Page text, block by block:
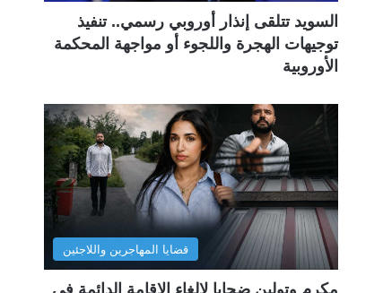
السويد تتلقى إنذار أوروبي رسمي.. تنفيذ
توجيهات الهجرة واللجوء أو مواجهة المحكمة
الأوروبية
قضايا المهاجرين واللاجئين
مكرم وتولين ضحايا لإلغاء الإقامة الدائمة في